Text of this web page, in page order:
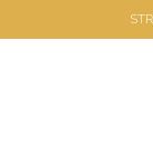
to
18 września 2019